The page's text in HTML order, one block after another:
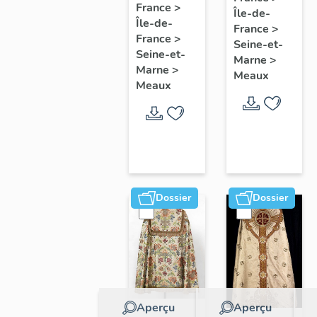
collectif
sur les
cours
communes
du
Faubourg
Saint-
France >
Île-de-
France >
Seine-et-
Marne >
Meaux
l'étude
du
patrimoine
de
Meaux
Île-de-
France >
Seine-et-
Marne >
Meaux
Dossier
Aperçu
Dossier
Aperçu